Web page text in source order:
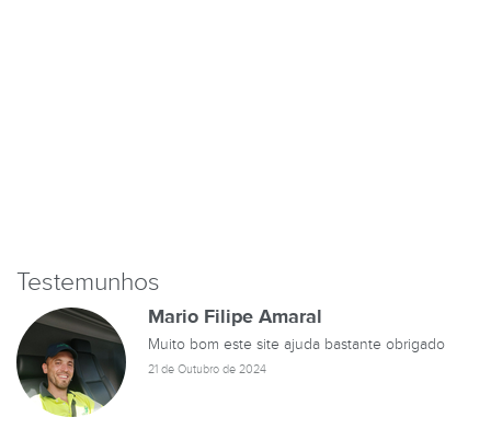
Testemunhos
Mario Filipe Amaral
Muito bom este site ajuda bastante obrigado
21 de Outubro de 2024